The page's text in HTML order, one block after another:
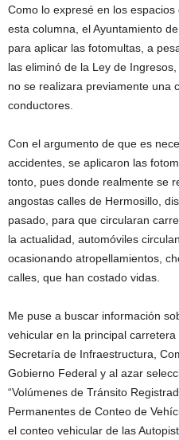
Como lo expresé en los
esta columna, el Ayuntamiento
para aplicar las fotomultas, a
las eliminó de la Ley de
no se realizara previamente una
conductores.
Con el argumento de que es
accidentes, se aplicaron las
tonto, pues donde realmente se
angostas calles de Hermosillo,
pasado, para que circularan
la actualidad, automóviles
ocasionando atropellamientos,
calles, que han costado vidas.
Me puse a buscar información
vehicular en la principal
Secretaría de Infraestructura,
Gobierno Federal y al azar
“Volúmenes de Tránsito
Permanentes de Conteo de
el conteo vehicular de las